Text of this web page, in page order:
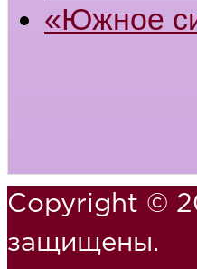
«Южное
Copyright ©
защищены.